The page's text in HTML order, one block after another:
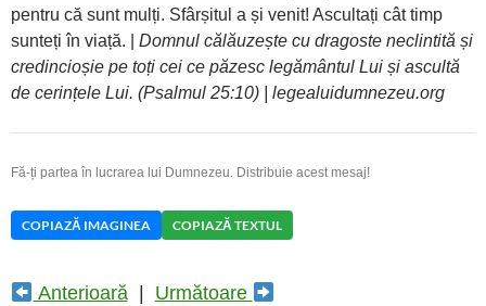
pentru că sunt mulți. Sfârșitul a și venit! Ascultați cât timp
sunteți în viață. | Domnul călăuzește cu dragoste neclintită și
credincioșie pe toți cei ce păzesc legământul Lui și ascultă
de cerințele Lui. (Psalmul 25:10) | legealuidumnezeu.org
Fă-ți partea în lucrarea lui Dumnezeu. Distribuie acest mesaj!
COPIAZĂ IMAGINEA COPIAZĂ TEXTUL
Anterioară| Următoare